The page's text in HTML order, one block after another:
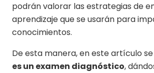
podrán valorar las estrategias de
aprendizaje que se usarán para
conocimientos.
De esta manera, en este artículo
es un examen diagnóstico,